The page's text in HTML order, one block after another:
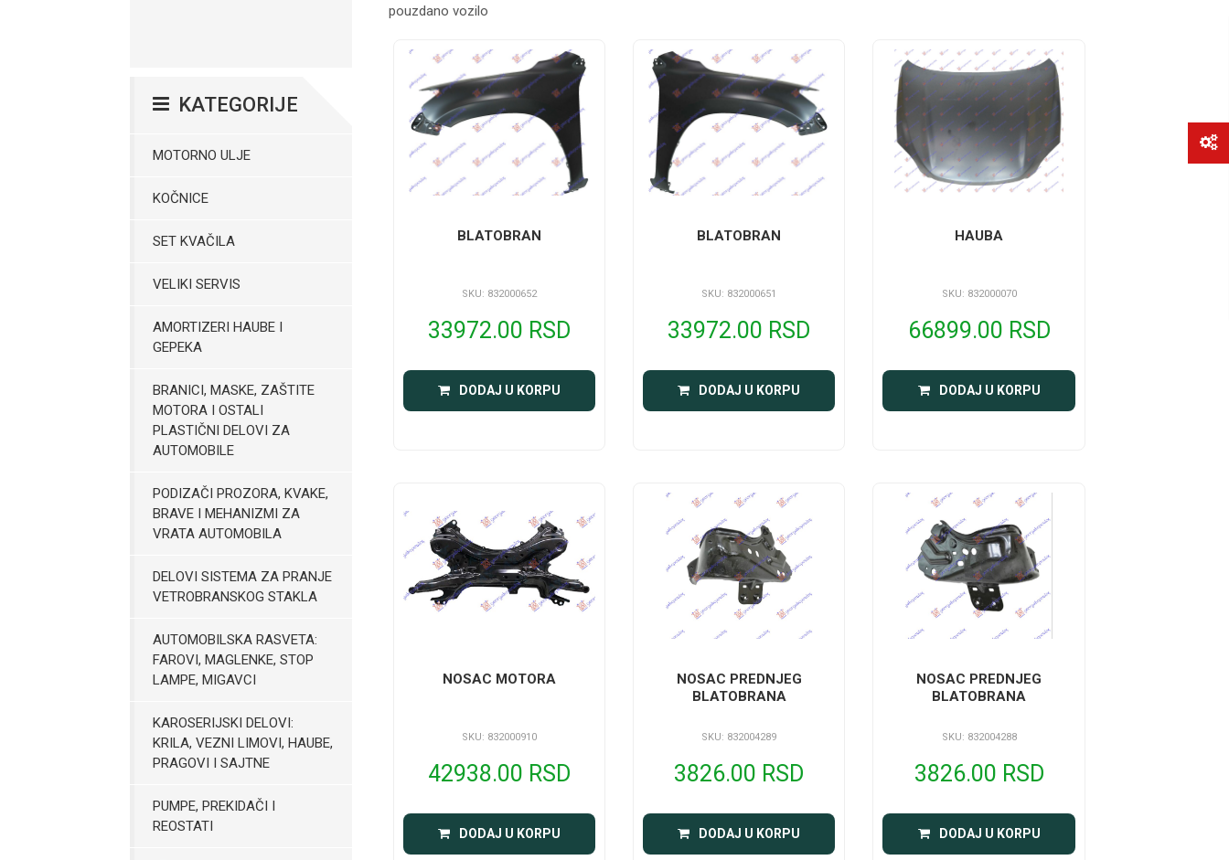
KATEGORIJE
MOTORNO ULJE
KOČNICE
SET KVAČILA
VELIKI SERVIS
AMORTIZERI HAUBE I
GEPEKA
BRANICI, MASKE, ZAŠTITE
MOTORA I OSTALI
PLASTIČNI DELOVI ZA
AUTOMOBILE
PODIZAČI PROZORA, KVAKE,
BRAVE I MEHANIZMI ZA
VRATA AUTOMOBILA
DELOVI SISTEMA ZA PRANJE
VETROBRANSKOG STAKLA
AUTOMOBILSKA RASVETA:
FAROVI, MAGLENKE, STOP
LAMPE, MIGAVCI
KAROSERIJSKI DELOVI:
KRILA, VEZNI LIMOVI, HAUBE,
PRAGOVI I SAJTNE
PUMPE, PREKIDAČI I
REOSTATI
pouzdano vozilo
BLATOBRAN
SKU: 832000652
33972.00 RSD
DODAJ U KORPU
BLATOBRAN
SKU: 832000651
33972.00 RSD
DODAJ U KORPU
HAUBA
SKU: 832000070
66899.00 RSD
DODAJ U KORPU
NOSAC MOTORA
SKU: 832000910
42938.00 RSD
DODAJ U KORPU
NOSAC PREDNJEG
BLATOBRANA
SKU: 832004289
3826.00 RSD
DODAJ U KORPU
NOSAC PREDNJEG
BLATOBRANA
SKU: 832004288
3826.00 RSD
DODAJ U KORPU